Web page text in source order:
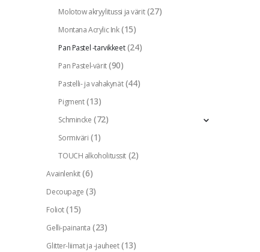
Molotow akryylitussi ja värit (27)
Montana Acrylic Ink (15)
Pan Pastel -tarvikkeet (24)
Pan Pastel-värit (90)
Pastelli- ja vahakynät (44)
Pigment (13)
Schmincke (72)
Sormiväri (1)
TOUCH alkoholitussit (2)
Avainlenkit (6)
Decoupage (3)
Foliot (15)
Gelli-painanta (23)
Glitter-liimat ja -jauheet (13)